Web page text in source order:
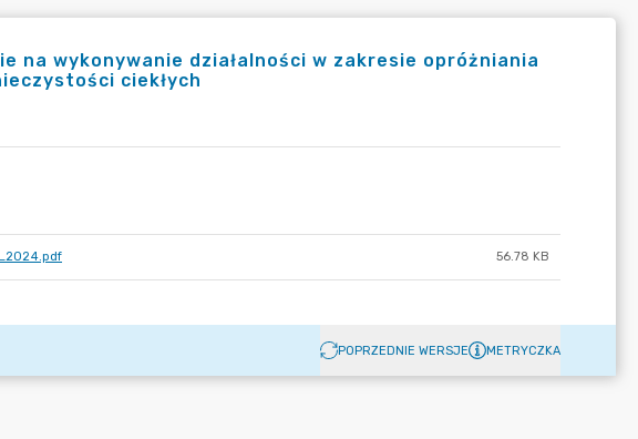
na wykonywanie działalności w zakresie opróżniania
ciekłych
56.78 KB
POPRZEDNIE WERSJE METRYCZKA